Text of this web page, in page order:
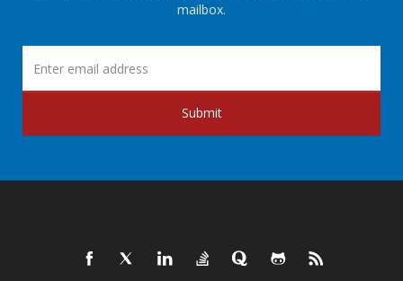
mailbox.
Submit